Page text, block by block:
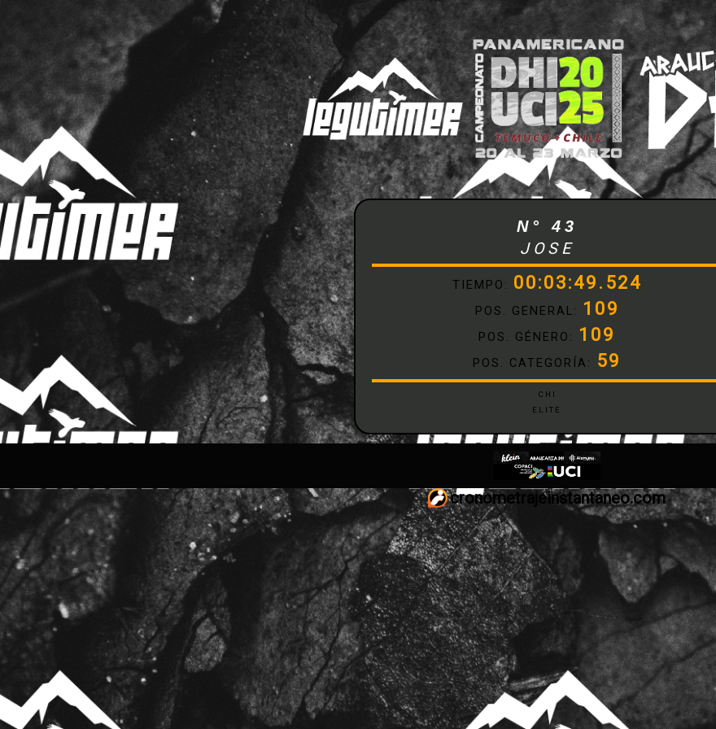
N° 43
JOSE
TIEMPO: 00:03:49.524
POS. GENERAL: 109
POS. GÉNERO: 109
POS. CATEGORÍA: 59
CHI
ELITE
cronometrajeinstantaneo.com